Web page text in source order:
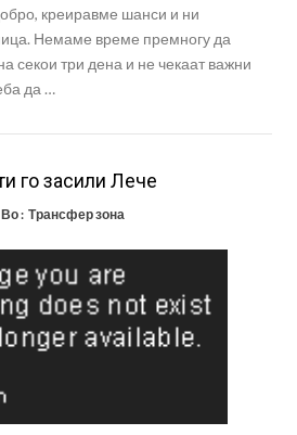
креиравме шанси и ни
Немаме време премногу да
секои три дена и не чекаат важни
да …
го засили Лече
Во : Трансфер зона